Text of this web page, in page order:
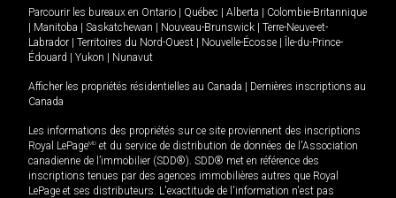
Parcourir les bureaux en Ontario | Québec | Alberta | Colombie-Britannique
| Manitoba | Saskatchewan | Nouveau-Brunswick | Terre-Neuve-et-
Labrador | Territoires du Nord-Ouest | Nouvelle-Écosse | Île-du-Prince-
Édouard | Yukon | Nunavut
Afficher les propriétés résidentielles au Canada | Dernières inscriptions au
Canada
Les informations des propriétés sur ce site proviennent des inscriptions
Royal LePageMD et du service de distribution de données de l'Association
canadienne de l’immobilier (SDD®). SDD® met en référence des
inscriptions tenues par des agences immobilières autres que Royal
LePage et ses distributeurs. L'exactitude de l'information n'est pas